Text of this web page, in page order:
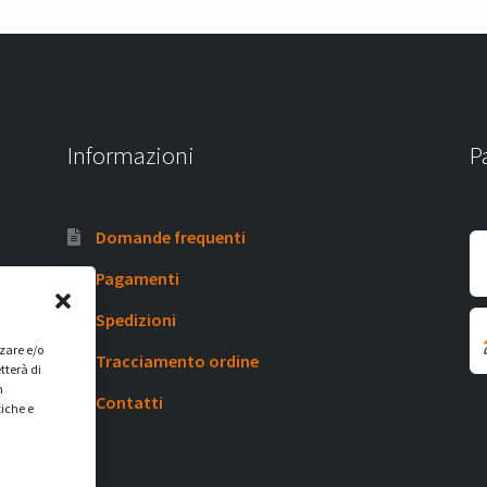
e/o
di
e
Informazioni
Domande frequenti
Pagamenti
Spedizioni
Tracciamento ordine
Contatti